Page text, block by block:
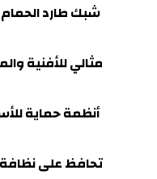
شبك طارد الحمام
مثالي للأفنية
أنظمة حماية
تحافظ على